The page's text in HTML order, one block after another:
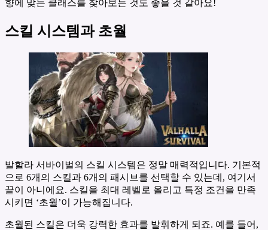
향에 맞는 클래스를 찾아보는 것도 좋을 것 같아요!
스킬 시스템과 초월
발할라 서바이벌의 스킬 시스템은 정말 매력적입니다. 기본적
으로 6개의 스킬과 6개의 패시브를 선택할 수 있는데, 여기서
끝이 아니에요. 스킬을 최대 레벨로 올리고 특정 조건을 만족
시키면 ‘초월’이 가능해집니다.
초월된 스킬은 더욱 강력한 효과를 발휘하게 되죠. 예를 들어,